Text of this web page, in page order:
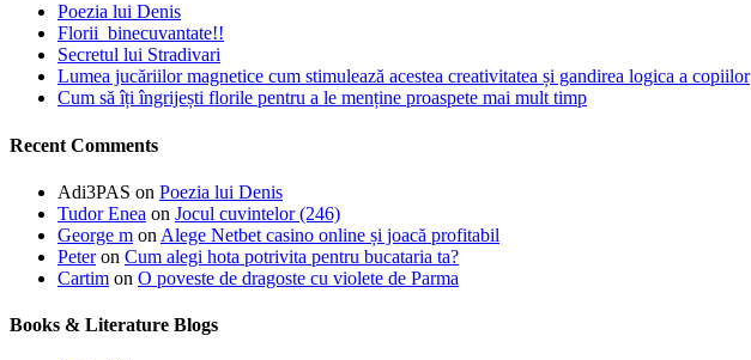
Poezia lui Denis
Florii binecuvantate!!
Secretul lui Stradivari
Lumea jucăriilor magnetice cum stimulează acestea creativitatea și gandirea logica a copiilor
Cum să îți îngrijești florile pentru a le menține proaspete mai mult timp
Recent Comments
Adi3PAS on Poezia lui Denis
Tudor Enea on Jocul cuvintelor (246)
George m on Alege Netbet casino online și joacă profitabil
Peteron Cum alegi hota potrivita pentru bucataria ta?
Cartim on O poveste de dragoste cu violete de Parma
Books & Literature Blogs